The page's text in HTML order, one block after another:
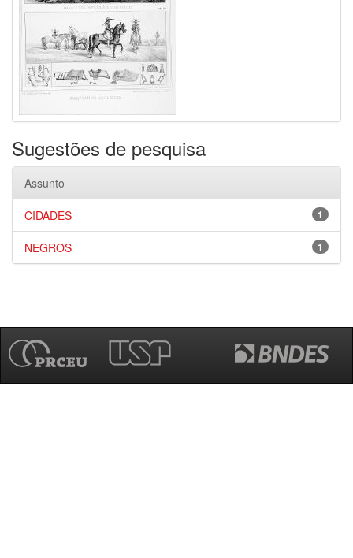
Sugestões de pesquisa
Assunto
1
CIDADES
1
NEGROS